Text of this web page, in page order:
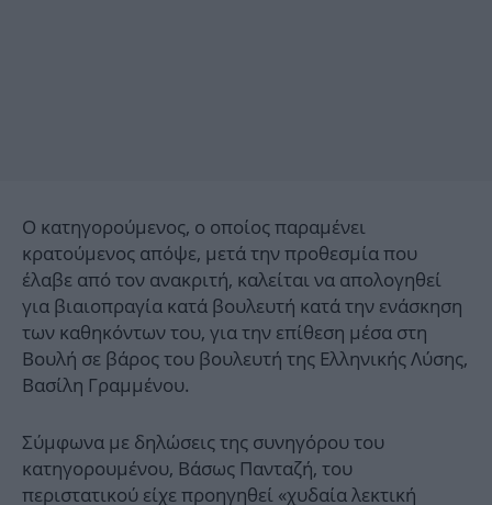
Ο κατηγορούμενος, ο οποίος παραμένει
κρατούμενος απόψε, μετά την προθεσμία που
έλαβε από τον ανακριτή, καλείται να απολογηθεί
για βιαιοπραγία κατά βουλευτή κατά την ενάσκηση
των καθηκόντων του, για την επίθεση μέσα στη
Βουλή σε βάρος του βουλευτή της Ελληνικής Λύσης,
Βασίλη Γραμμένου.
Σύμφωνα με δηλώσεις της συνηγόρου του
κατηγορουμένου, Βάσως Πανταζή, του
περιστατικού είχε προηγηθεί «χυδαία λεκτική